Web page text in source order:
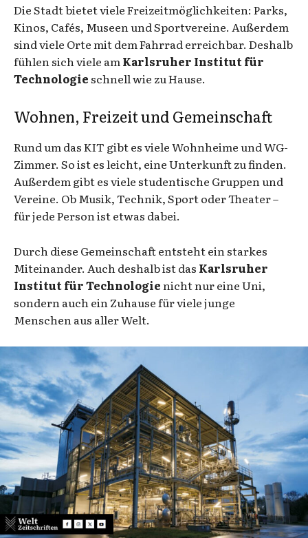
Die Stadt bietet viele Freizeitmöglichkeiten: Parks,
Kinos, Cafés, Museen und Sportvereine. Außerdem
sind viele Orte mit dem Fahrrad erreichbar. Deshalb
fühlen sich viele amKarlsruher Institut für
Technologie schnell wie zu Hause.
Wohnen, Freizeit und Gemeinschaft
Rund um das KIT gibt es viele Wohnheime und WG-
Zimmer. So ist es leicht, eine Unterkunft zu finden.
Außerdem gibt es viele studentische Gruppen und
Vereine. Ob Musik, Technik, Sport oder Theater –
für jede Person ist etwas dabei.
Durch diese Gemeinschaft entsteht ein starkes
Miteinander. Auch deshalb ist das Karlsruher
Institut für Technologienicht nur eine Uni,
sondern auch ein Zuhause für viele junge
Menschen aus aller Welt.